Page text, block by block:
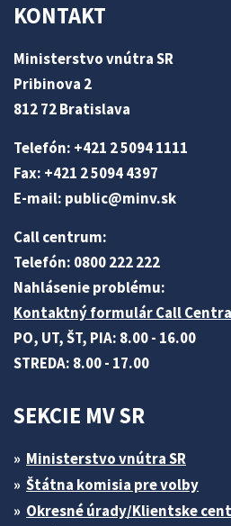
KONTAKT
Ministerstvo vnútra SR
Pribinova 2
812 72 Bratislava
Telefón: +421 2 5094 1111
Fax: +421 2 5094 4397
E-mail: public@minv.sk
Call centrum:
Telefón: 0800 222 222
Nahlásenie problému:
Kontaktný formulár Call Centra
PO, UT, ŠT, PIA: 8.00 - 16.00
STREDA: 8.00 - 17.00
SEKCIE MV SR
Ministerstvo vnútra SR
Štátna komisia pre volby
Okresné úrady/Klientske